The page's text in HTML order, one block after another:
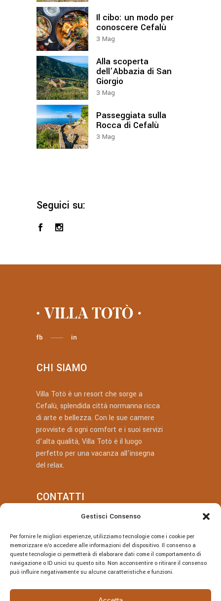
Gestisci Consenso
Per fornire le migliori esperienze, utilizziamo tecnologie come i cookie per
memorizzare e/o accedere alle informazioni del dispositivo. Il consenso a
queste tecnologie ci permetterà di elaborare dati come il comportamento di
navigazione o ID unici su questo sito. Non acconsentire o ritirare il consenso
può influire negativamente su alcune caratteristiche e funzioni.
Il cibo: un modo per
conoscere Cefalù
3 Mag
Alla scoperta
dell’Abbazia di San
Giorgio
3 Mag
Passeggiata sulla
Rocca di Cefalù
3 Mag
Seguici su:
fb in
CHI SIAMO
Villa Totò è un resort che sorge a
Cefalù, splendida città normanna ricca
di arte e bellezza. Con le sue camere
provviste di ogni comfort e i suoi servizi
d’alta qualità, Villa Totò è il luogo
perfetto per una vacanza all’insegna
del relax.
CONTATTI
villatotocefalu@gmail.com
Via Vitaliano Brancati, 50, Cefalù